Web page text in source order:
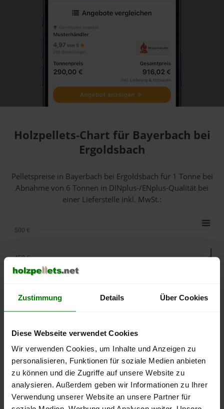
Zustimmung Details Über Cookies
Diese Webseite verwendet Cookies
Wir verwenden Cookies, um Inhalte und Anzeigen zu
personalisieren, Funktionen für soziale Medien anbieten
zu können und die Zugriffe auf unsere Website zu
analysieren. Außerdem geben wir Informationen zu Ihrer
Verwendung unserer Website an unsere Partner für
Holzpellets-Chart für Bayerbach bei
Ergoldsbach
Pelletspreise in Bayerbach bei Ergoldsbach für 1 Tonne bei
Abnahmevon 6 Tonnen in DINplus-/ENplus-Qualität bei
einer Lieferstelle inkl. MwSt.:
lose Ware Sackware
September
2025
Januar
2026
Mai
2026
350 €
450 €
500 €